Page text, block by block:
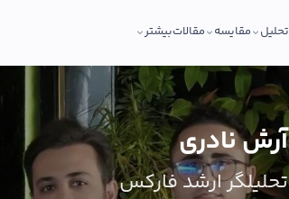
تحلیل مقایسه مقالاتبیشتر
آرش نادری
تحلیلگر ارشد فارکس